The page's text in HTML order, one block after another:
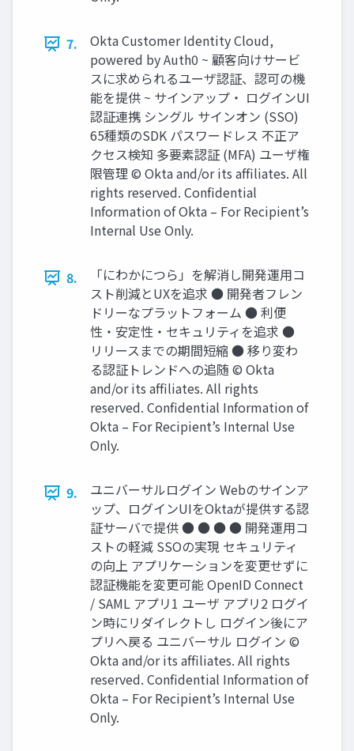
7.
Okta Customer Identity Cloud,
powered by Auth0 ~ 顧客向けサービ
スに求められるユーザ認証、認可の機
能を提供 ~ サインアップ‧ ログインUI
認証連携 シングル サインオン (SSO)
65種類のSDK パスワードレス 不正ア
クセス検知 多要素認証 (MFA) ユーザ権
限管理 © Okta and/or its afﬁliates. All
rights reserved. Conﬁdential
Information of Okta – For Recipient’s
Internal Use Only.
8.
「にわかにつら」を解消し開発運⽤コ
スト削減とUXを追求 ● 開発者フレン
ドリーなプラットフォーム ● 利便
性‧安定性‧セキュリティを追求 ●
リリースまでの期間短縮 ● 移り変わ
る認証トレンドへの追随 © Okta
and/or its afﬁliates. All rights
reserved. Conﬁdential Information of
Okta – For Recipient’s Internal Use
Only.
9.
ユニバーサルログイン Webのサインア
ップ、ログインUIをOktaが提供する認
証サーバで提供 ● ● ● ● 開発運⽤コ
ストの軽減 SSOの実現 セキュリティ
の向上 アプリケーションを変更せずに
認証機能を変更可能 OpenID Connect
/ SAML アプリ1 ユーザ アプリ2 ログイ
ン時にリダイレクトし ログイン後にア
プリへ戻る ユニバーサル ログイン ©
Okta and/or its afﬁliates. All rights
reserved. Conﬁdential Information of
Okta – For Recipient’s Internal Use
Only.